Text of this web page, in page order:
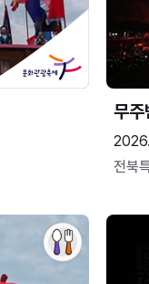
무주
전북